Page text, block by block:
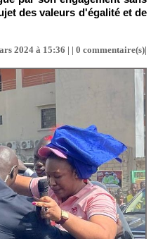
des valeurs d'égalité et de
2024 à 15:36 | | 0 commentaire(s)|